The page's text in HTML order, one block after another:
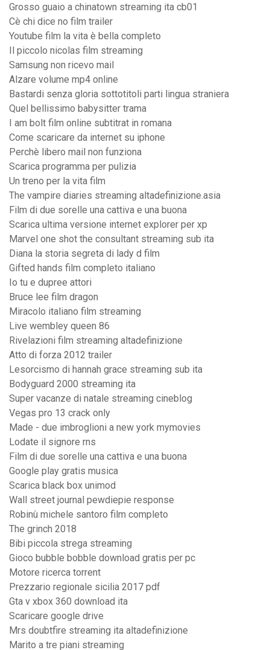
Grosso guaio a chinatown streaming ita cb01
Cè chi dice no film trailer
Youtube film la vita è bella completo
Il piccolo nicolas film streaming
Samsung non ricevo mail
Alzare volume mp4 online
Bastardi senza gloria sottotitoli parti lingua straniera
Quel bellissimo babysitter trama
I am bolt film online subtitrat in romana
Come scaricare da internet su iphone
Perchè libero mail non funziona
Scarica programma per pulizia
Un treno per la vita film
The vampire diaries streaming altadefinizione.asia
Film di due sorelle una cattiva e una buona
Scarica ultima versione internet explorer per xp
Marvel one shot the consultant streaming sub ita
Diana la storia segreta di lady d film
Gifted hands film completo italiano
Io tu e dupree attori
Bruce lee film dragon
Miracolo italiano film streaming
Live wembley queen 86
Rivelazioni film streaming altadefinizione
Atto di forza 2012 trailer
Lesorcismo di hannah grace streaming sub ita
Bodyguard 2000 streaming ita
Super vacanze di natale streaming cineblog
Vegas pro 13 crack only
Made - due imbroglioni a new york mymovies
Lodate il signore rns
Film di due sorelle una cattiva e una buona
Google play gratis musica
Scarica black box unimod
Wall street journal pewdiepie response
Robinù michele santoro film completo
The grinch 2018
Bibi piccola strega streaming
Gioco bubble bobble download gratis per pc
Motore ricerca torrent
Prezzario regionale sicilia 2017 pdf
Gta v xbox 360 download ita
Scaricare google drive
Mrs doubtfire streaming ita altadefinizione
Marito a tre piani streaming